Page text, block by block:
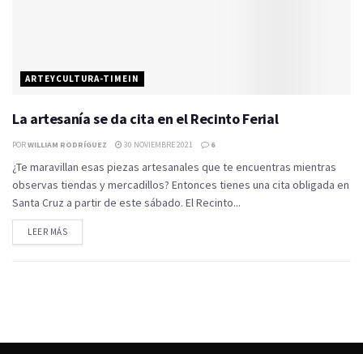
ARTEYCULTURA-TIMEIN
La artesanía se da cita en el Recinto Ferial
PORWILLIAM RODRÍGUEZ 30 NOVIEMBRE 2021 6
¿Te maravillan esas piezas artesanales que te encuentras mientras
observas tiendas y mercadillos? Entonces tienes una cita obligada en
Santa Cruz a partir de este sábado. El Recinto...
LEER MÁS